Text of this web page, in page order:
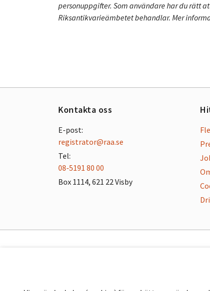
personuppgifter. Som användare har du rätt
Riksantikvarieämbetet behandlar. Mer
Kontakta oss
E-post:
registrator@raa.se
Tel:
08-5191 80 00
Box 1114, 621 22 Visby